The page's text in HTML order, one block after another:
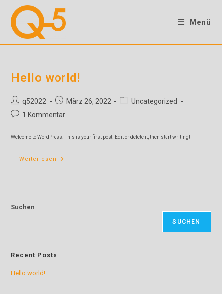
Inhalt
springen
Menü
Hello world!
Beitrags-
Autor:
q52022
Beitrag
veröffentlicht:
März 26, 2022
Beitrags-
Uncategorized
Beitrags-
1 Kommentar
Welcome to WordPress. This is your first post. Edit or delete it, then start writing!
Weiterlesen
Hello
Suchen
SUCHEN
Recent Posts
Hello world!